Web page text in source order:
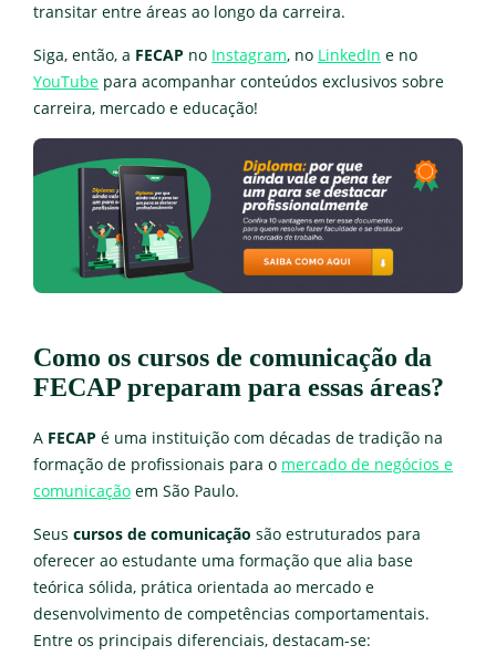
transitar entre áreas ao longo da carreira.
Siga, então, a FECAP no Instagram, no LinkedIn e no
YouTube para acompanhar conteúdos exclusivos sobre
carreira, mercado e educação!
Como os cursos de comunicação da
FECAP preparam para essas áreas?
A FECAP é uma instituição com décadas de tradição na
formação de profissionais para o mercado de negócios e
comunicação em São Paulo.
Seus cursos de comunicação são estruturados para
oferecer ao estudante uma formação que alia base
teórica sólida, prática orientada ao mercado e
desenvolvimento de competências comportamentais.
Entre os principais diferenciais, destacam-se: